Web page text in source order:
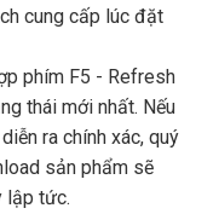
cung cấp lúc đặt
phím F5 - Refresh
thái mới nhất. Nếu
ra chính xác, quý
sản phẩm sẽ
lập tức.